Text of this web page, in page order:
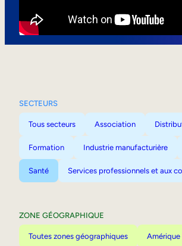
SECTEURS
Tous secteurs Association
Formation Industrie manufacturière
Santé Services professionnels et aux
ZONE GÉOGRAPHIQUE
Toutes zones géographiques